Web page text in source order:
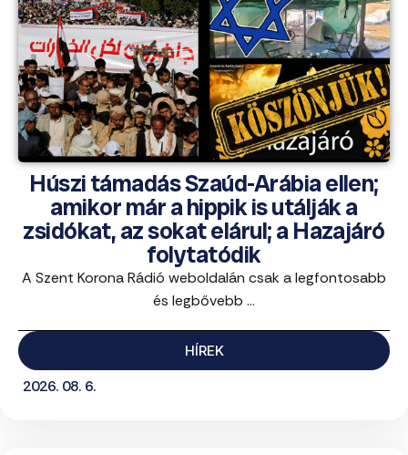
Húszi támadás Szaúd-Arábia ellen;
amikor már a hippik is utálják a
zsidókat, az sokat elárul; a Hazajáró
folytatódik
A Szent Korona Rádió weboldalán csak a legfontosabb
és legbővebb ...
HÍREK
2026. 08. 6.